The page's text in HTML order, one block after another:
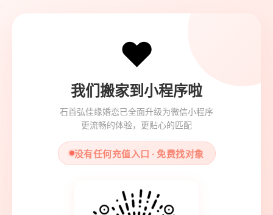
❤️
我们搬家到小程序啦
石首弘佳缘婚恋已全面升级为微信小程序
更流畅的体验，更贴心的匹配
没有任何充值入口 · 免费找对象